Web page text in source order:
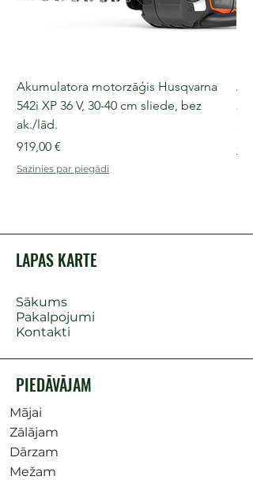
Akumulatora motorzāģis Husqvarna
542i XP 36 V, 30-40 cm sliede, bez
ak./lād.
Cena
919,00 €
Sazinies par piegādi
LAPAS KARTE
Sākums
Pakalpojumi
Kontakti
PIEDĀVĀJAM
Mājai
Zālājam
Dārzam
Mežam